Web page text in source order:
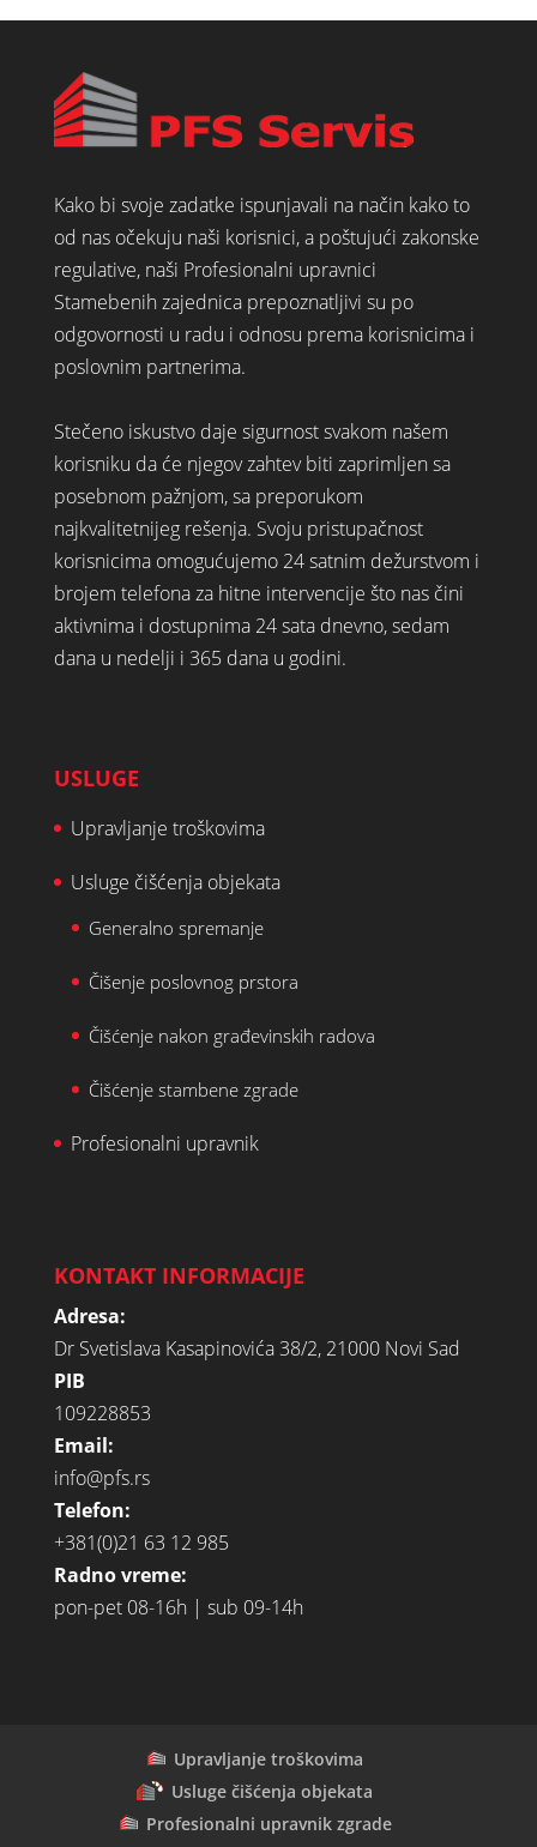
Kako bi svoje zadatke ispunjavali na način kako to
od nas očekuju naši korisnici, a poštujući zakonske
regulative, naši Profesionalni upravnici
Stamebenih zajednica prepoznatljivi su po
odgovornosti u radu i odnosu prema korisnicima i
poslovnim partnerima.
Stečeno iskustvo daje sigurnost svakom našem
korisniku da će njegov zahtev biti zaprimljen sa
posebnom pažnjom, sa preporukom
najkvalitetnijeg rešenja. Svoju pristupačnost
korisnicima omogućujemo 24 satnim dežurstvom i
brojem telefona za hitne intervencije što nas čini
aktivnima i dostupnima 24 sata dnevno, sedam
dana u nedelji i 365 dana u godini.
USLUGE
Upravljanje troškovima
Usluge čišćenja objekata
Generalno spremanje
Čišenje poslovnog prstora
Čišćenje nakon građevinskih radova
Čišćenje stambene zgrade
Profesionalni upravnik
KONTAKT INFORMACIJE
Adresa:
Dr Svetislava Kasapinovića 38/2, 21000 Novi Sad
PIB
109228853
Email:
info@pfs.rs
Telefon:
+381(0)21 63 12 985
Radno vreme:
pon-pet 08-16h | sub 09-14h
Upravljanje troškovima
Usluge čišćenja objekata
Profesionalni upravnik zgrade